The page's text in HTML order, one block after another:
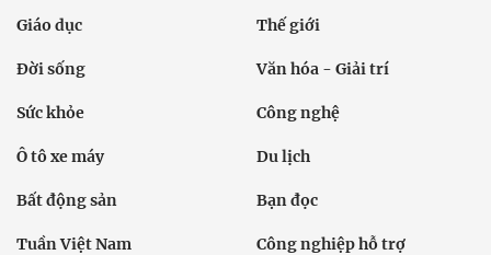
Giáo dục Thế giới
Đời sống Văn hóa - Giải trí
Sức khỏe Công nghệ
Ô tô xe máy Du lịch
Bất động sản Bạn đọc
Tuần Việt Nam Công nghiệp hỗ trợ